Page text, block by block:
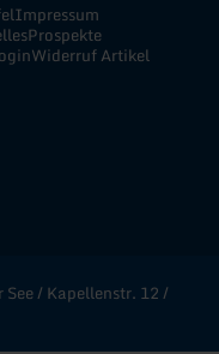
Impressum
Prospekte
Widerruf Artikel
/ Kapellenstr. 12 /